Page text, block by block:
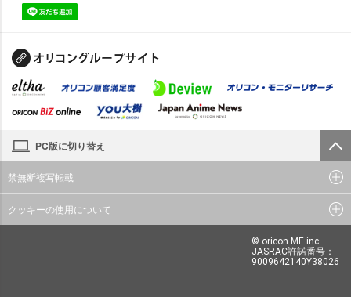
PC版に切り替え
禁無断複写転載
クッキーの使用について
© oricon ME inc.
JASRAC許諾番号：
9009642140Y38026